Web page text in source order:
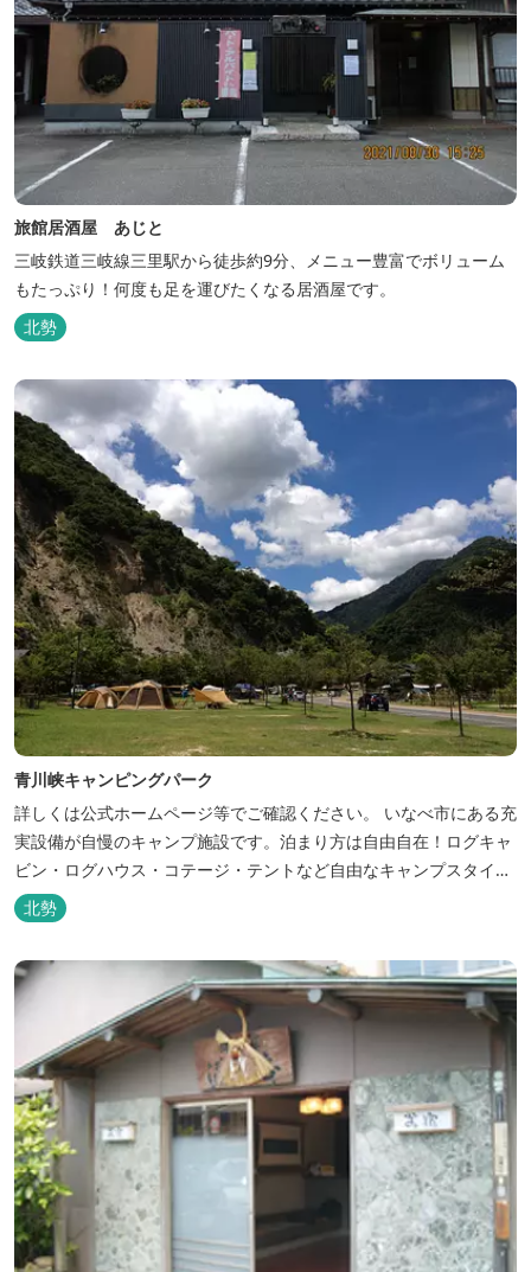
旅館居酒屋 あじと
三岐鉄道三岐線三里駅から徒歩約9分、メニュー豊富でボリューム
もたっぷり！何度も足を運びたくなる居酒屋です。
北勢
青川峡キャンピングパーク
詳しくは公式ホームページ等でご確認ください。 いなべ市にある充
実設備が自慢のキャンプ施設です。泊まり方は自由自在！ログキャ
ビン・ログハウス・コテージ・テントなど自由なキャンプスタイル
が楽しめます。屋根付きの炭火焼ハウスがありますので、雨や風の
日も快適にバーベキューをお楽しみいただけます。日帰り利用、団
ィールドもございま...
北勢